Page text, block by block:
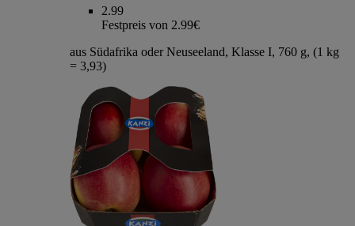
2.99
Festpreis von 2.99€
aus Südafrika oder Neuseeland, Klasse I, 760 g, (1 kg
= 3,93)